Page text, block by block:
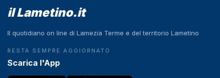
il Lametino.it
Il quotidiano on line di Lamezia Terme e del territorio Lametino
RESTA SEMPRE AGGIORNATO
Scarica l'App